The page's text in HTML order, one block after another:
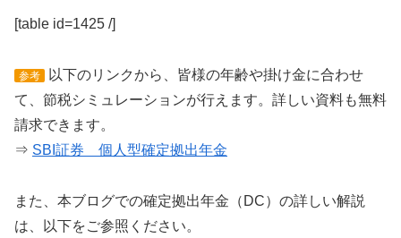
[table id=1425 /]
参考
以下のリンクから、皆様の年齢や掛け金に合わせ
て、節税シミュレーションが行えます。詳しい資料も無料
請求できます。
⇒ SBI証券 個人型確定拠出年金
また、本ブログでの確定拠出年金（DC）の詳しい解説
は、以下をご参照ください。